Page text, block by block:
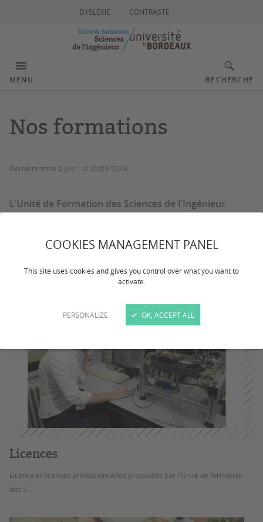
COOKIES MANAGEMENT PANEL
This site uses cookies and gives you control over what you want to
activate.
PERSONALIZE OK, ACCEPT ALL
DYSLEXIE CONTRASTE
MENU RECHERCHE
Nos formations
Dernière mise à jour : le 20/03/2026
L'Unité de Formation des Sciences de l'Ingénieur
alternance/apprentissage.
Licences
Licence et licences professionnelles proposées par l'Unité de formation
des S...